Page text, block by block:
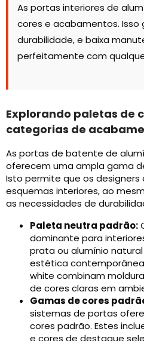
As portas interiores de
cores e acabamentos.
durabilidade, e baixa
perfeitamente com
Explorando paletas de
categorias de
As portas de batente de
oferecem uma ampla gama
Isto permite que os
esquemas interiores, ao
as necessidades de
Paleta neutra padrão:
dominante para
prata ou alumínio
estética
white combinam
de cores claras em
Gamas de cores
sistemas de portas
cores padrão. Estes
e cores de destaque